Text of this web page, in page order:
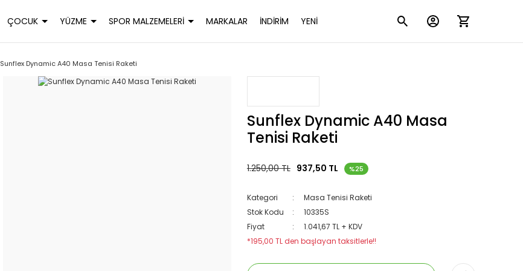
ÇOCUK YÜZME SPOR MALZEMELERİ MARKALAR İNDİRİM YENİ
Sunflex Dynamic A40 Masa Tenisi Raketi
Sunflex Dynamic A40 Masa
Tenisi Raketi
1.250,00 TL 937,50 TL %25
Kategori
Masa Tenisi Raketi
Stok Kodu
10335S
Fiyat
1.041,67 TL + KDV
*195,00 TL den başlayan taksitlerle!!